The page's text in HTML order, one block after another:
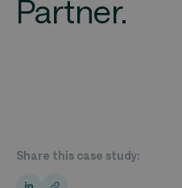
Partner.
Share this case study: